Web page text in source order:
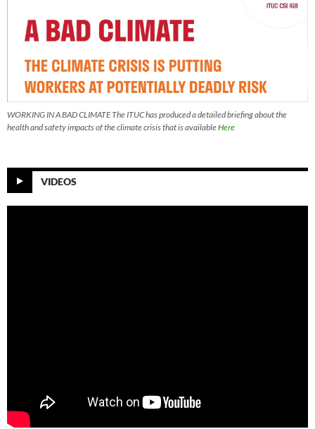
WORKING IN A BAD CLIMATE The ITUC has produced a detailed briefing about the
health and safety impacts of the climate crisis that is availableHere
VIDEOS